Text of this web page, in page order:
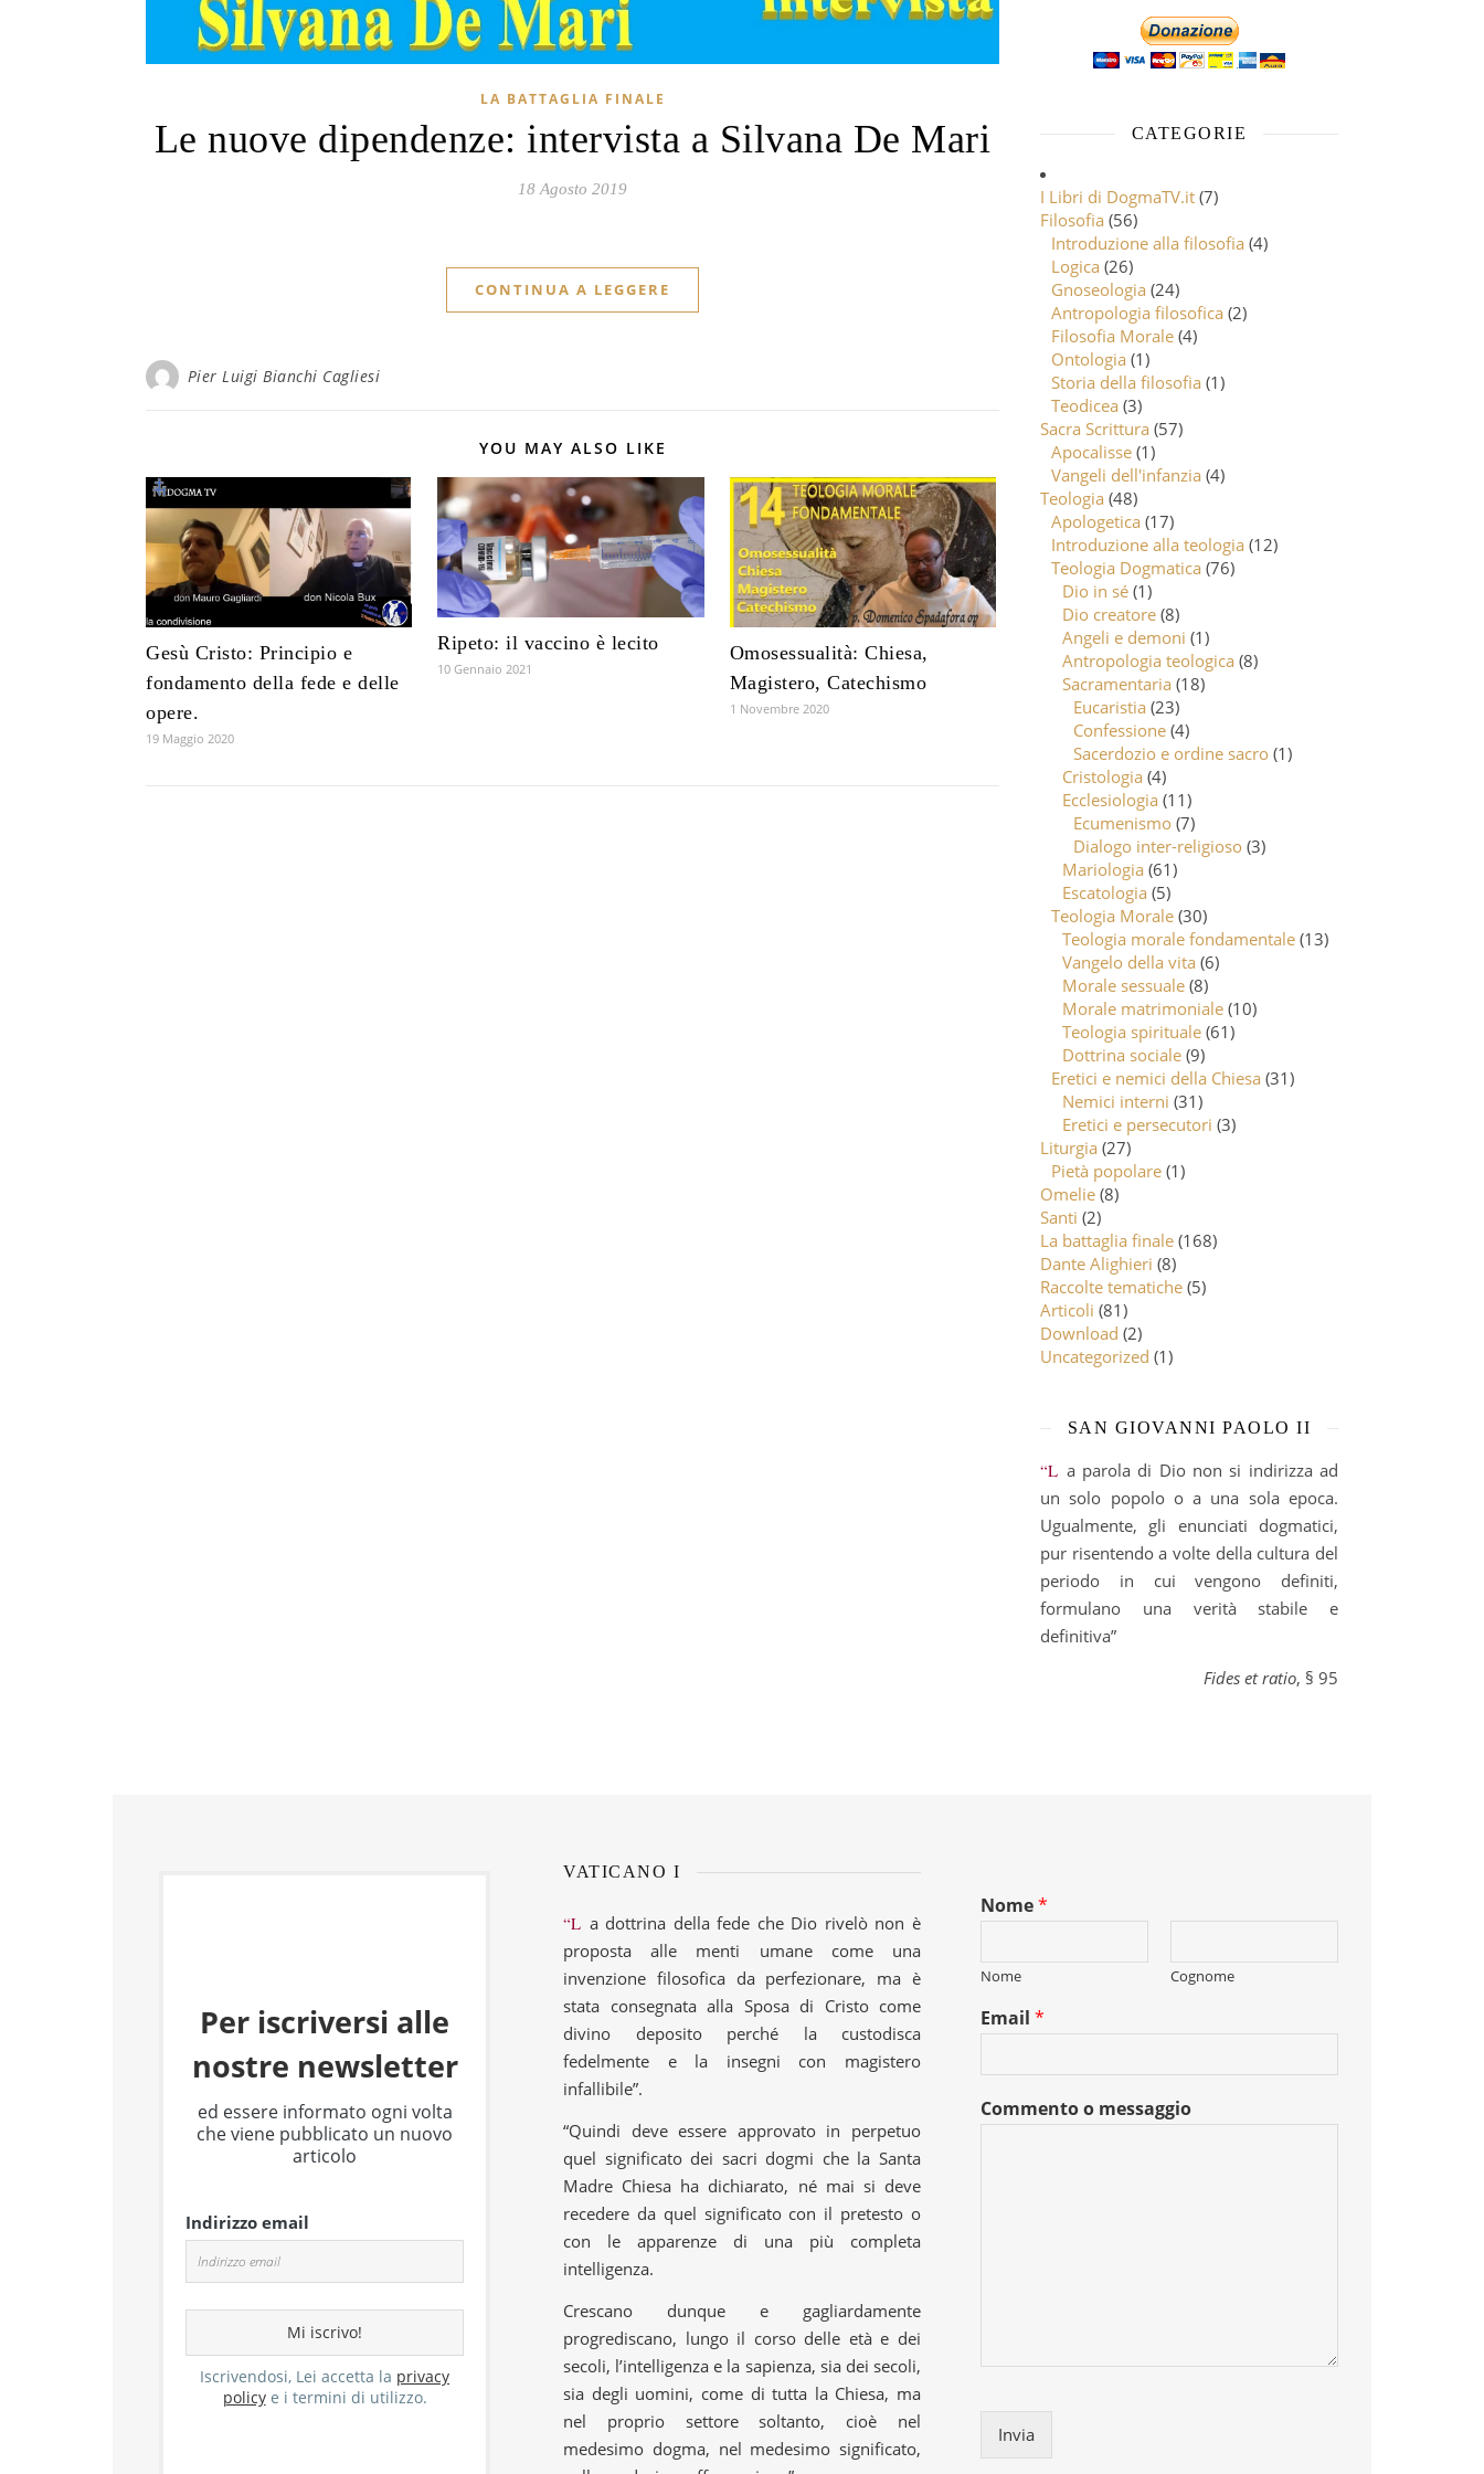
LA BATTAGLIA FINALE
Le nuove dipendenze: intervista a Silvana De Mari
18 Agosto 2019
CONTINUA A LEGGERE
Pier Luigi Bianchi Cagliesi
YOU MAY ALSO LIKE
Gesù Cristo: Principio e
fondamento della fede e delle
opere.
19 Maggio 2020
Ripeto: il vaccino è lecito
10 Gennaio 2021
Omosessualità: Chiesa,
Magistero, Catechismo
1 Novembre 2020
CATEGORIE
I Libri di DogmaTV.it (7)
Filosofia (56)
Introduzione alla filosofia (4)
Logica (26)
Gnoseologia (24)
Antropologia filosofica (2)
Filosofia Morale (4)
Ontologia (1)
Storia della filosofia (1)
Teodicea (3)
Sacra Scrittura (57)
Apocalisse (1)
Vangeli dell'infanzia (4)
Teologia (48)
Apologetica (17)
Introduzione alla teologia (12)
Teologia Dogmatica (76)
Dio in sé (1)
Dio creatore (8)
Angeli e demoni (1)
Antropologia teologica (8)
Sacramentaria (18)
Eucaristia (23)
Confessione (4)
Sacerdozio e ordine sacro (1)
Cristologia (4)
Ecclesiologia (11)
Ecumenismo (7)
Dialogo inter-religioso (3)
Mariologia (61)
Escatologia (5)
Teologia Morale (30)
Teologia morale fondamentale (13)
Vangelo della vita (6)
Morale sessuale (8)
Morale matrimoniale (10)
Teologia spirituale (61)
Dottrina sociale (9)
Eretici e nemici della Chiesa (31)
Nemici interni (31)
Eretici e persecutori (3)
Liturgia (27)
Pietà popolare (1)
Omelie (8)
Santi (2)
La battaglia finale (168)
Dante Alighieri (8)
Raccolte tematiche (5)
Articoli (81)
Download (2)
Uncategorized (1)
SAN GIOVANNI PAOLO II
“La parola di Dio non si indirizza ad
un solo popolo o a una sola epoca.
Ugualmente, gli enunciati dogmatici,
pur risentendo a volte della cultura del
periodo in cui vengono definiti,
formulano una verità stabile e
definitiva”
Fides et ratio, § 95
Per iscriversi alle
nostre newsletter
ed essere informato ogni volta
che viene pubblicato un nuovo
articolo
Indirizzo email
Iscrivendosi, Lei accetta la privacy
policye i termini di utilizzo.
VATICANO I
“La dottrina della fede che Dio rivelò non è
proposta alle menti umane come una
invenzione filosofica da perfezionare, ma è
stata consegnata alla Sposa di Cristo come
divino deposito perché la custodisca
fedelmente e la insegni con magistero
infallibile”.
“Quindi deve essere approvato in perpetuo
quel significato dei sacri dogmi che la Santa
Madre Chiesa ha dichiarato, né mai si deve
recedere da quel significato con il pretesto o
con le apparenze di una più completa
intelligenza.
Crescano dunque e gagliardamente
progrediscano, lungo il corso delle età e dei
secoli, l’intelligenza e la sapienza, sia dei secoli,
sia degli uomini, come di tutta la Chiesa, ma
nel proprio settore soltanto, cioè nel
medesimo dogma, nel medesimo significato,
Nome*
Nome Cognome
Email *
Commento o messaggio
Invia